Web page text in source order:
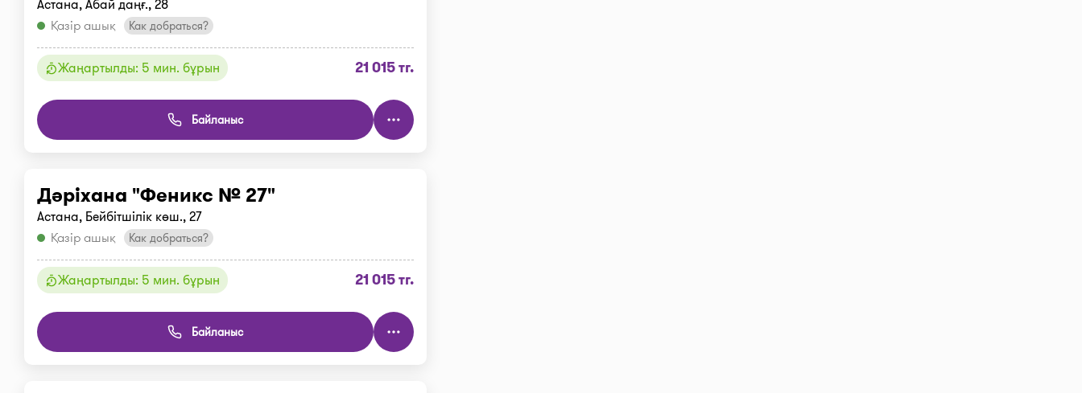
Астана, Абай даңғ., 28
Қазір ашық
Как добраться?
Жаңартылды: 5 мин. бұрын 21 015 тг.
Байланыс
Дәріхана "Феникс № 27"
Астана, Бейбітшілік көш., 27
Қазір ашық
Как добраться?
Жаңартылды: 5 мин. бұрын 21 015 тг.
Байланыс